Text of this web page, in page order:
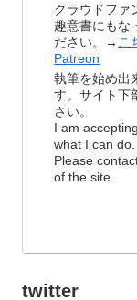
クラウドファ
趣意書にもな
ださい。→ こ
Patreon
執筆を始め出
す。サイト下
さい。
I am
what I can do.
Please
of the site.
twitter